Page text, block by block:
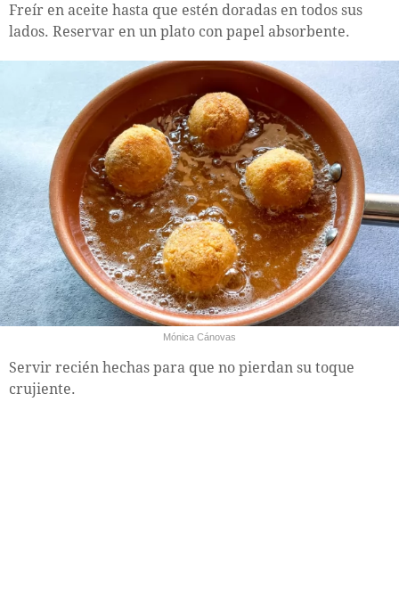
Freír en aceite hasta que estén doradas en todos sus
lados. Reservar en un plato con papel absorbente.
Mónica Cánovas
Servir recién hechas para que no pierdan su toque
crujiente.